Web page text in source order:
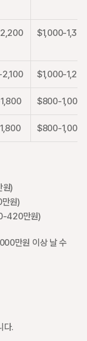
$1,000-1,300
$1,000-1,200
$800-1,000
$800-1,000
)
원)
420만원)
만원 이상 날 수
다.